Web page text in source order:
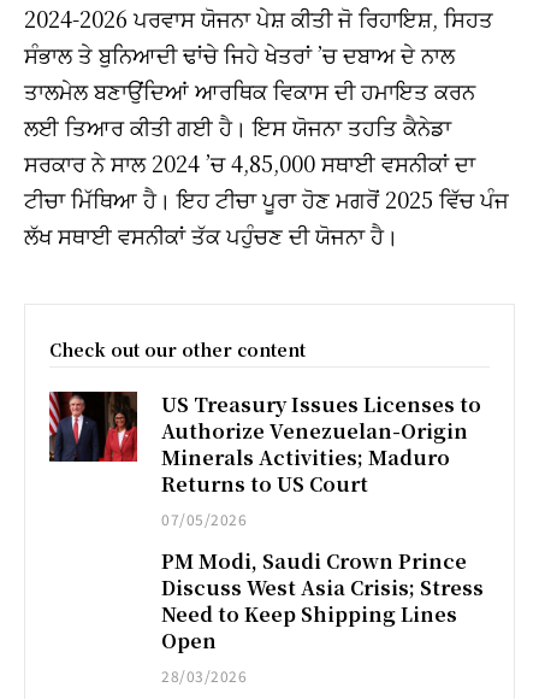
2024-2026 ਪਰਵਾਸ ਯੋਜਨਾ ਪੇਸ਼ ਕੀਤੀ ਜੋ ਰਿਹਾਇਸ਼, ਸਿਹਤ
ਸੰਭਾਲ ਤੇ ਬੁਨਿਆਦੀ ਢਾਂਚੇ ਜਿਹੇ ਖੇਤਰਾਂ ’ਚ ਦਬਾਅ ਦੇ ਨਾਲ
ਤਾਲਮੇਲ ਬਣਾਉਂਦਿਆਂ ਆਰਥਿਕ ਵਿਕਾਸ ਦੀ ਹਮਾਇਤ ਕਰਨ
ਲਈ ਤਿਆਰ ਕੀਤੀ ਗਈ ਹੈ। ਇਸ ਯੋਜਨਾ ਤਹਤਿ ਕੈਨੇਡਾ
ਸਰਕਾਰ ਨੇ ਸਾਲ 2024 ’ਚ 4,85,000 ਸਥਾਈ ਵਸਨੀਕਾਂ ਦਾ
ਟੀਚਾ ਮਿੱਥਿਆ ਹੈ। ਇਹ ਟੀਚਾ ਪੂਰਾ ਹੋਣ ਮਗਰੋਂ 2025 ਵਿੱਚ ਪੰਜ
ਲੱਖ ਸਥਾਈ ਵਸਨੀਕਾਂ ਤੱਕ ਪਹੁੰਚਣ ਦੀ ਯੋਜਨਾ ਹੈ।
Check out our other content
US Treasury Issues Licenses to
Authorize Venezuelan-Origin
Minerals Activities; Maduro
Returns to US Court
07/05/2026
PM Modi, Saudi Crown Prince
Discuss West Asia Crisis; Stress
Need to Keep Shipping Lines
Open
28/03/2026